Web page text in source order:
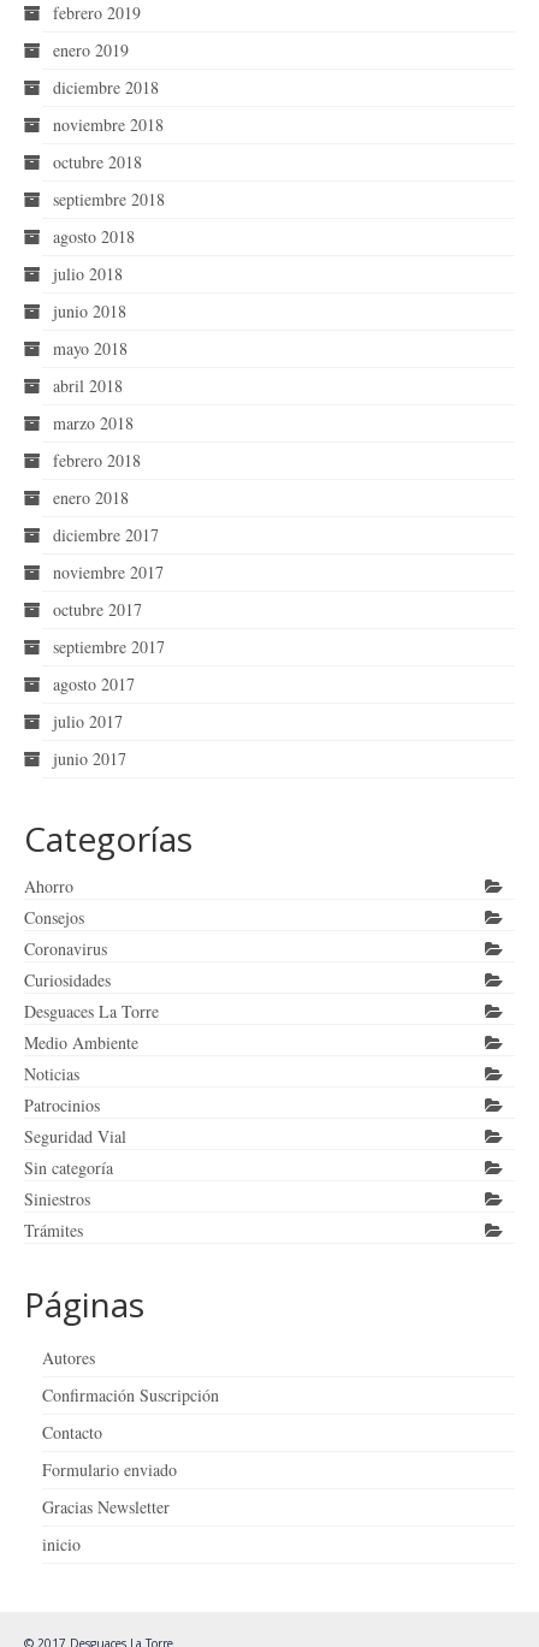
febrero 2019
enero 2019
diciembre 2018
noviembre 2018
octubre 2018
septiembre 2018
agosto 2018
julio 2018
junio 2018
mayo 2018
abril 2018
marzo 2018
febrero 2018
enero 2018
diciembre 2017
noviembre 2017
octubre 2017
septiembre 2017
agosto 2017
julio 2017
junio 2017
Categorías
Ahorro
Consejos
Coronavirus
Curiosidades
Desguaces La Torre
Medio Ambiente
Noticias
Patrocinios
Seguridad Vial
Sin categoría
Siniestros
Trámites
Páginas
Autores
Confirmación Suscripción
Contacto
Formulario enviado
Gracias Newsletter
inicio
© 2017 Desguaces La Torre